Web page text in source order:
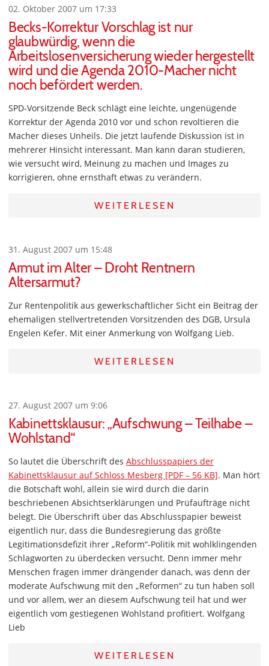
02. Oktober 2007 um 17:33
Becks-Korrektur Vorschlag ist nur
glaubwürdig, wenn die
Arbeitslosenversicherung wieder hergestellt
wird und die Agenda 2010-Macher nicht
noch befördert werden.
SPD-Vorsitzende Beck schlägt eine leichte, ungenügende
Korrektur der Agenda 2010 vor und schon revoltieren die
Macher dieses Unheils. Die jetzt laufende Diskussion ist in
mehrerer Hinsicht interessant. Man kann daran studieren,
wie versucht wird, Meinung zu machen und Images zu
korrigieren, ohne ernsthaft etwas zu verändern.
WEITERLESEN
31. August 2007 um 15:48
Armut im Alter – Droht Rentnern
Altersarmut?
Zur Rentenpolitik aus gewerkschaftlicher Sicht ein Beitrag der
ehemaligen stellvertretenden Vorsitzenden des DGB, Ursula
Engelen Kefer. Mit einer Anmerkung von Wolfgang Lieb.
WEITERLESEN
27. August 2007 um 9:06
Kabinettsklausur: „Aufschwung – Teilhabe –
Wohlstand“
So lautet die Überschrift des Abschlusspapiers der
Kabinettsklausur auf Schloss Mesberg [PDF – 56 KB]. Man hört
die Botschaft wohl, allein sie wird durch die darin
beschriebenen Absichtserklärungen und Prüfaufträge nicht
belegt. Die Überschrift über das Abschlusspapier beweist
eigentlich nur, dass die Bundesregierung das größte
Legitimationsdefizit ihrer „Reform“-Politik mit wohlklingenden
Schlagworten zu überdecken versucht. Denn immer mehr
Menschen fragen immer drängender danach, was denn der
moderate Aufschwung mit den „Reformen“ zu tun haben soll
und vor allem, wer an diesem Aufschwung teil hat und wer
eigentlich vom gestiegenen Wohlstand profitiert. Wolfgang
Lieb
WEITERLESEN